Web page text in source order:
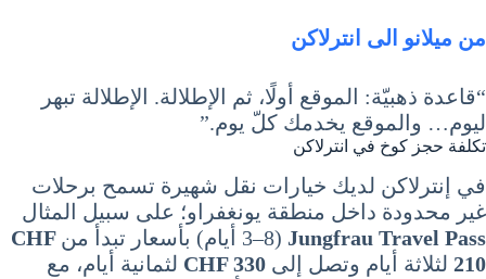
من ميلانو الى انترلاكن
“قاعدة ذهبيّة: الموقع أولًا، ثم الإطلالة. الإطلالة تبهر
ليوم… والموقع يخدمك كلّ يوم.”
تكلفة حجز كوخ في انترلاكن
في إنترلاكن لديك خيارات نقل شهيرة تسمح برحلات
غير محدودة داخل منطقة يونغفراو؛ على سبيل المثال
Jungfrau Travel Pass (3–8 أيام) بأسعار تبدأ من
CHF
210 لثلاثة أيام وتصل إلى CHF 330 لثمانية أيام، مع